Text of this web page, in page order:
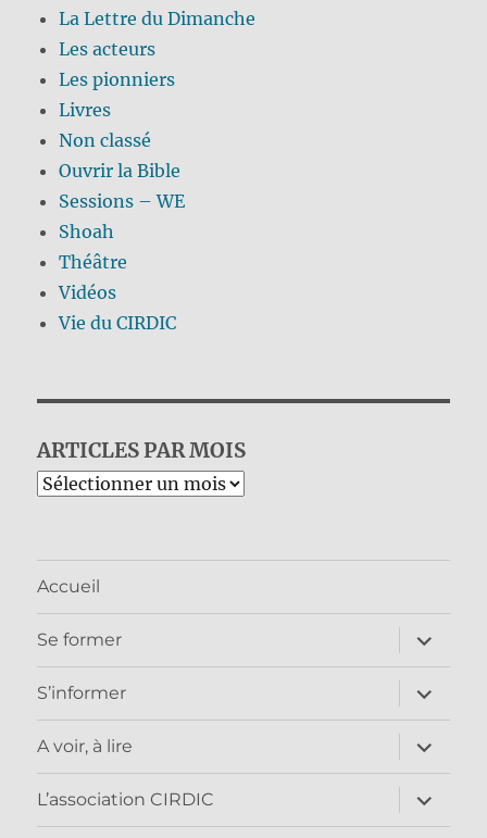
La Lettre du Dimanche
Les acteurs
Les pionniers
Livres
Non classé
Ouvrir la Bible
Sessions – WE
Shoah
Théâtre
Vidéos
Vie du CIRDIC
ARTICLES PAR MOIS
Archives
Accueil
Se former
ouvrir
le
sous-
menu
S’informer
ouvrir
le
sous-
menu
A voir, à lire
ouvrir
le
sous-
menu
L’association CIRDIC
ouvrir
le
sous-